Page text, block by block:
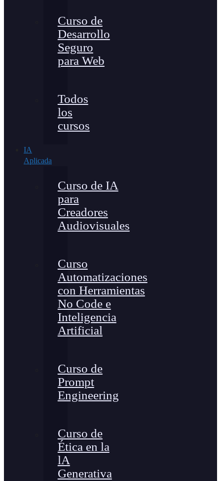
Curso de
Desarrollo
Seguro
para Web
Todos
los
cursos
IA
Aplicada
Curso de IA
para
Creadores
Audiovisuales
Curso
Automatizaciones
con Herramientas
No Code e
Inteligencia
Artificial
Curso de
Prompt
Engineering
Curso de
Ética en la
lA
Generativa